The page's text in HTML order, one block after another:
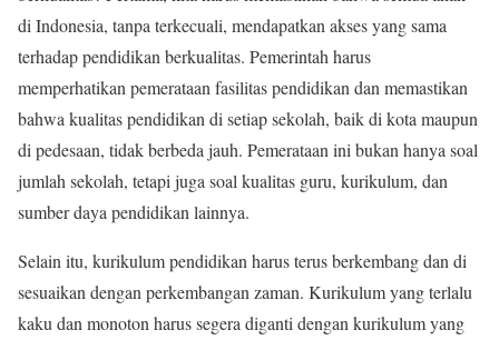
di Indonesia, tanpa terkecuali, mendapatkan akses yang sama
terhadap pendidikan berkualitas. Pemerintah harus
memperhatikan pemerataan fasilitas pendidikan dan memastikan
bahwa kualitas pendidikan di setiap sekolah, baik di kota maupun
di pedesaan, tidak berbeda jauh. Pemerataan ini bukan hanya soal
jumlah sekolah, tetapi juga soal kualitas guru, kurikulum, dan
sumber daya pendidikan lainnya.
Selain itu, kurikulum pendidikan harus terus berkembang dan di
sesuaikan dengan perkembangan zaman. Kurikulum yang terlalu
kaku dan monoton harus segera diganti dengan kurikulum yang